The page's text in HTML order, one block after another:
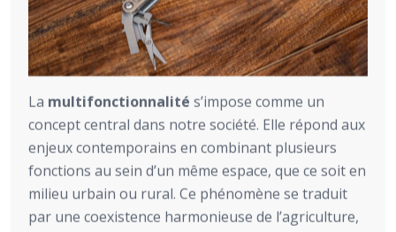
La multifonctionnalité s’impose comme un
concept central dans notre société. Elle répond aux
enjeux contemporains en combinant plusieurs
fonctions au sein d’un même espace, que ce soit en
milieu urbain ou rural. Ce phénomène se traduit
par une coexistence harmonieuse de l’agriculture,